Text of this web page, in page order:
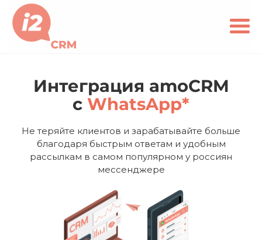
Интеграция amoCRM
c WhatsApp*
Не теряйте клиентов и зарабатывайте больше
благодаря быстрым ответам и удобным
рассылкам в самом популярном у россиян
мессенджере